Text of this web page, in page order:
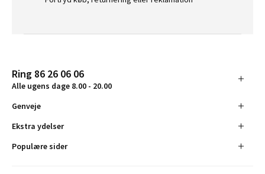
Ring 86 26 06 06
Alle ugens dage 8.00 - 20.00
Genveje
Ekstra ydelser
Populære sider